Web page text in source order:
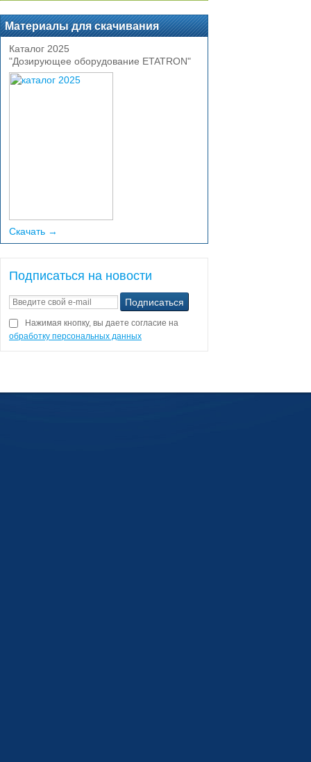
Материалы для скачивания
Каталог 2025
"Дозирующее оборудование ETATRON"
Скачать →
Подписаться на новости
Нажимая кнопку, вы даете согласие на
обработку персональных данных